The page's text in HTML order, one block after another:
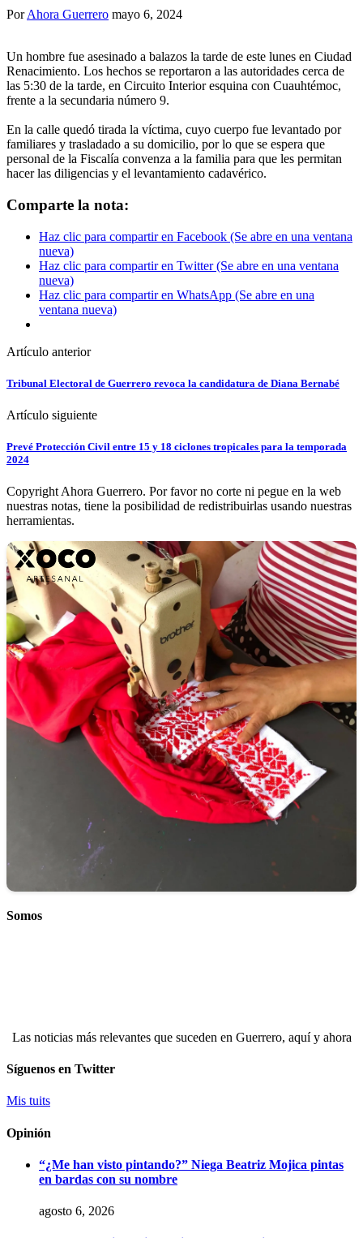
PorAhora Guerrero mayo 6, 2024
Un hombre fue asesinado a balazos la tarde de este lunes en Ciudad
Renacimiento. Los hechos se reportaron a las autoridades cerca de
las 5:30 de la tarde, en Circuito Interior esquina con Cuauhtémoc,
frente a la secundaria número 9.
En la calle quedó tirada la víctima, cuyo cuerpo fue levantado por
familiares y trasladado a su domicilio, por lo que se espera que
personal de la Fiscalía convenza a la familia para que les permitan
hacer las diligencias y el levantamiento cadavérico.
Comparte la nota:
Haz clic para compartir en Facebook (Se abre en una ventana
nueva)
Haz clic para compartir en Twitter (Se abre en una ventana
nueva)
Haz clic para compartir en WhatsApp (Se abre en una
ventana nueva)
Artículo anterior
Tribunal Electoral de Guerrero revoca la candidatura de Diana Bernabé
Artículo siguiente
Prevé Protección Civil entre 15 y 18 ciclones tropicales para la temporada
2024
Copyright Ahora Guerrero. Por favor no corte ni pegue en la web
nuestras notas, tiene la posibilidad de redistribuirlas usando nuestras
herramientas.
Somos
Las noticias más relevantes que suceden en Guerrero, aquí y ahora
Síguenos en Twitter
Mis tuits
Opinión
“¿Me han visto pintando?” Niega Beatriz Mojica pintas
en bardas con su nombre
agosto 6, 2026